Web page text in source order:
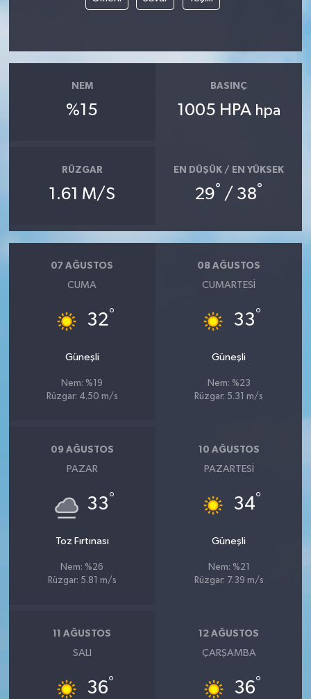
NEM
%15
BASINÇ
1005 HPA hpa
RÜZGAR
1.61 M/S
EN DÜŞÜK / EN YÜKSEK
29° / 38°
07 AĞUSTOS
CUMA
32°
Güneşli
Nem: %19
Rüzgar: 4.50 m/s
08 AĞUSTOS
CUMARTESI
33°
Güneşli
Nem: %23
Rüzgar: 5.31 m/s
09 AĞUSTOS
PAZAR
33°
Toz Fırtınası
Nem: %26
Rüzgar: 5.81 m/s
10 AĞUSTOS
PAZARTESI
34°
Güneşli
Nem: %21
Rüzgar: 7.39 m/s
11 AĞUSTOS
SALI
36°
12 AĞUSTOS
ÇARŞAMBA
36°